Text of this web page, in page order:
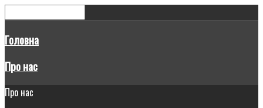
Головна
Про нас
Про нас